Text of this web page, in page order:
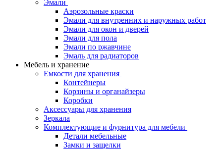
Эмали
Аэрозольные краски
Эмали для внутренних и наружных работ
Эмали для окон и дверей
Эмали для пола
Эмали по ржавчине
Эмаль для радиаторов
Мебель и хранение
Емкости для хранения
Контейнеры
Корзины и органайзеры
Коробки
Аксессуары для хранения
Зеркала
Комплектующие и фурнитура для мебели
Детали мебельные
Замки и защелки